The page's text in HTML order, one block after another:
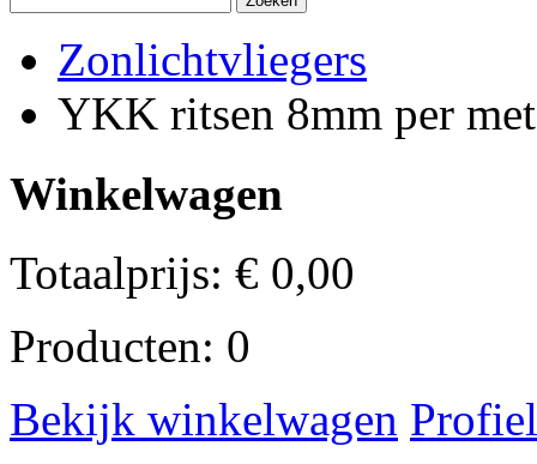
Zonlichtvliegers
YKK ritsen 8mm per
Winkelwagen
Totaalprijs: € 0,00
Producten: 0
Bekijk winkelwagen Profiel